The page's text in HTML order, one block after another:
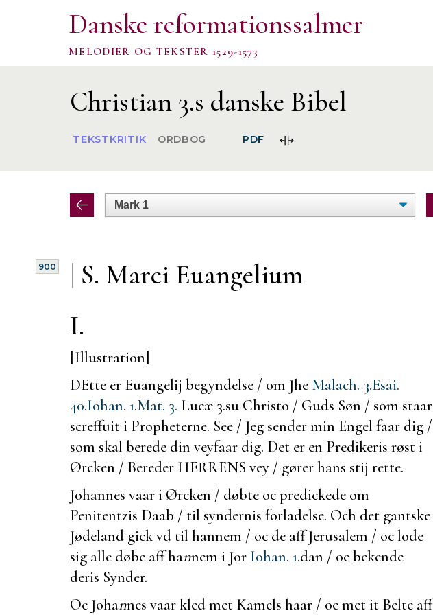
Danske reformationssalmer
MELODIER OG TEKSTER 1529-1573
Christian 3.s danske Bibel
TEKSTKRITIK ORDBOG PDF
FORØG/FORMINDSK
|
900
S. Marci Euangelium
I.
[Illustration]
DEtte er Euangelij begyndelse / om Jhe Malach. 3.Esai.
40.Iohan. 1.Mat. 3. Lucæ 3.su Christo / Guds Søn / som staar
screffuit i Propheterne. See / Jeg sender min Engel faar dig /
som skal berede din veyfaar dig. Det er en Predikeris røst i
Ørcken / Bereder HERRENS vey / gører hans stij rette.
Johannes vaar i Ørcken / døbte oc predickede om
Penitentzis Daab / til syndernis forladelse. Och det gantske
Jødeland gick vd til hannem / oc de aff Jerusalem / oc lode
sig alle døbe aff hannem i Jor Iohan. 1.dan / ocbekende
deris Synder.
Oc Johannes vaar kled met Kamels haar / oc met it Belte aff